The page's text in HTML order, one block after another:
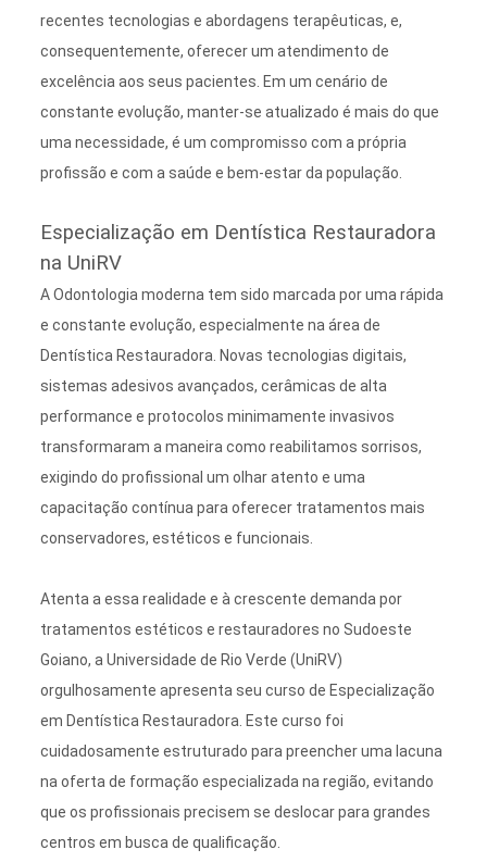
recentes tecnologias e abordagens terapêuticas, e,
consequentemente, oferecer um atendimento de
excelência aos seus pacientes. Em um cenário de
constante evolução, manter-se atualizado é mais do que
uma necessidade, é um compromisso com a própria
profissão e com a saúde e bem-estar da população.
Especialização em Dentística Restauradora
na UniRV
A Odontologia moderna tem sido marcada por uma rápida
e constante evolução, especialmente na área de
Dentística Restauradora. Novas tecnologias digitais,
sistemas adesivos avançados, cerâmicas de alta
performance e protocolos minimamente invasivos
transformaram a maneira como reabilitamos sorrisos,
exigindo do profissional um olhar atento e uma
capacitação contínua para oferecer tratamentos mais
conservadores, estéticos e funcionais.
Atenta a essa realidade e à crescente demanda por
tratamentos estéticos e restauradores no Sudoeste
Goiano, a Universidade de Rio Verde (UniRV)
orgulhosamente apresenta seu curso de Especialização
em Dentística Restauradora . Este curso foi
cuidadosamente estruturado para preencher uma lacuna
na oferta de formação especializada na região, evitando
que os profissionais precisem se deslocar para grandes
centros em busca de qualificação.